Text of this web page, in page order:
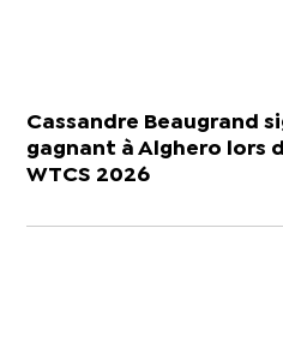
Cassandre Beaugrand
gagnant à Alghero lors
WTCS 2026